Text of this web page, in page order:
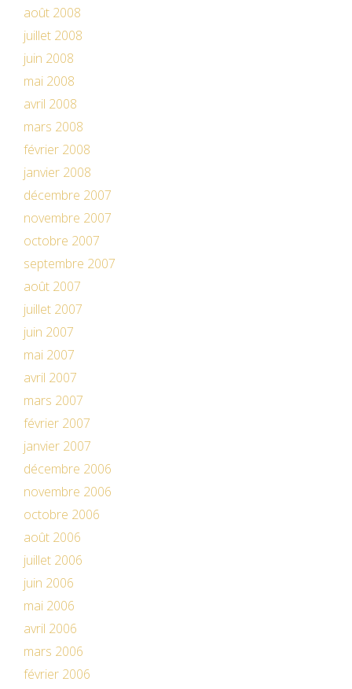
août 2008
juillet 2008
juin 2008
mai 2008
avril 2008
mars 2008
février 2008
janvier 2008
décembre 2007
novembre 2007
octobre 2007
septembre 2007
août 2007
juillet 2007
juin 2007
mai 2007
avril 2007
mars 2007
février 2007
janvier 2007
décembre 2006
novembre 2006
octobre 2006
août 2006
juillet 2006
juin 2006
mai 2006
avril 2006
mars 2006
février 2006